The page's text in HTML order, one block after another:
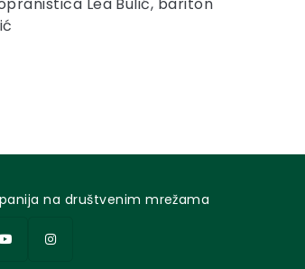
na društvenim mrežama